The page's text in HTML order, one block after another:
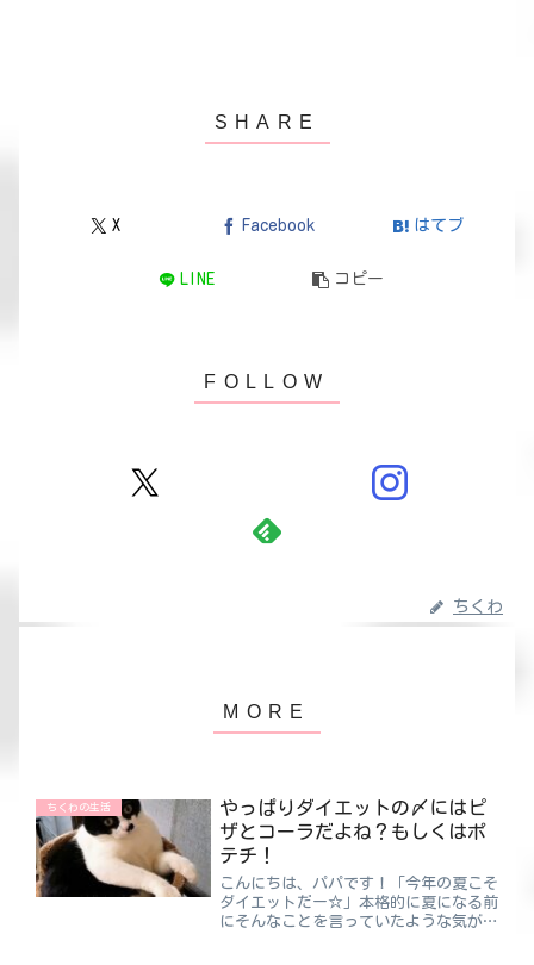
X Facebook はてブ
LINE コピー
ちくわ
ちくわの生活
やっぱりダイエットの〆にはピ
ザとコーラだよね？もしくはポ
テチ！
こんにちは、パパです！「今年の夏こそ
ダイエットだー☆」本格的に夏になる前
にそんなことを言っていたような気がし